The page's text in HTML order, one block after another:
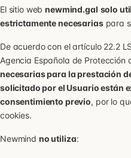
El sitio webnewmind.gal solo
estrictamente necesariaspara
De acuerdo con el artículo 22.2
Agencia Española de Protección
necesarias para la prestación
solicitado por el Usuario están
consentimiento previo, por lo
cookies.
Newmind no utiliza: